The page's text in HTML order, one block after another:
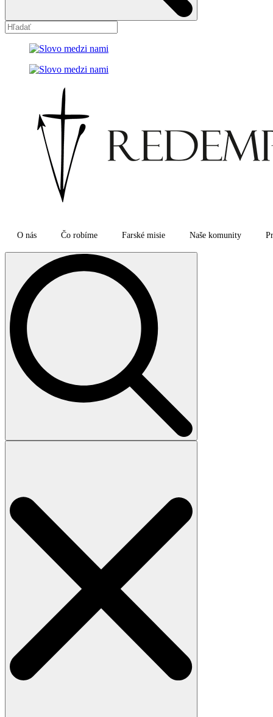
O nás Čo robíme Farské misie Naše komunity
Search